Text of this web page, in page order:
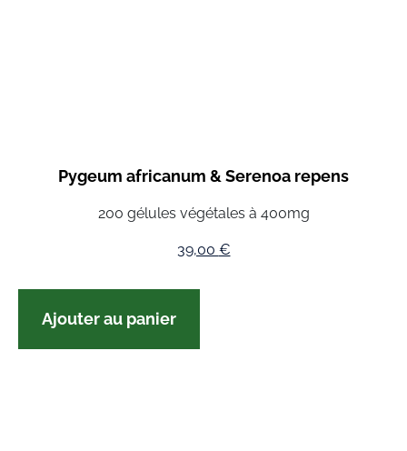
Pygeum africanum & Serenoa repens
200 gélules végétales à 400mg
39,00 €
Ajouter au panier